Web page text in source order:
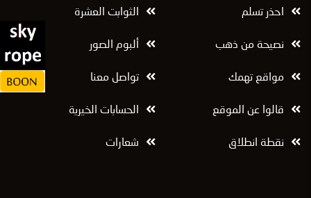
احذر تسلم الثوابت العشرة
نصيحة من ذهب ألبوم الصور
مواقع تهمك تواصل معنا
قالوا عن الموقع الحسابات الخيرية
نقطة انطلاق شعارات